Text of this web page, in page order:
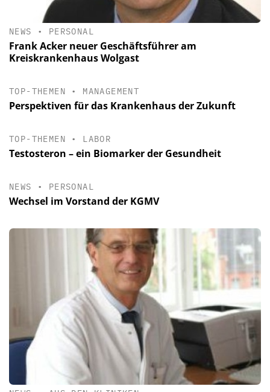
NEWS • PERSONAL
Frank Acker neuer Geschäftsführer am
Kreiskrankenhaus Wolgast
TOP-THEMEN • MANAGEMENT
Perspektiven für das Krankenhaus der Zukunft
TOP-THEMEN • LABOR
Testosteron – ein Biomarker der Gesundheit
NEWS • PERSONAL
Wechsel im Vorstand der KGMV